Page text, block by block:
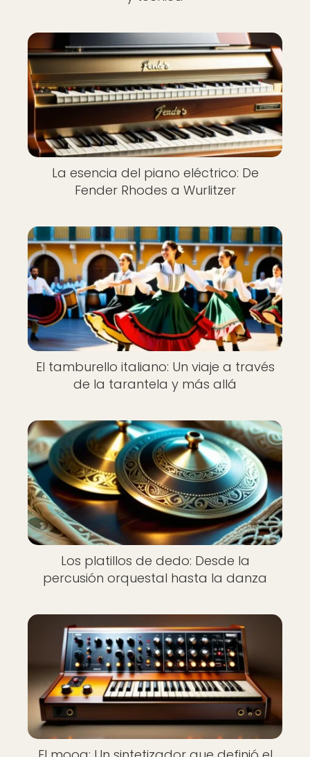
La esencia del piano eléctrico: De
Fender Rhodes a Wurlitzer
El tamburello italiano: Un viaje a través
de la tarantela y más allá
Los platillos de dedo: Desde la
percusión orquestal hasta la danza